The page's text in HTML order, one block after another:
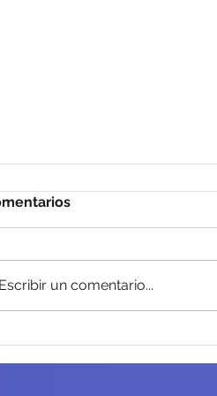
Escribir un comentario...